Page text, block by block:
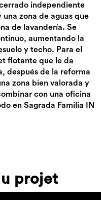
independiente
zona de aguas que
de lavandería. Se
aumentando la
y techo. Para el
flotante que le da
después de la reforma
zona bien valorada y
con una oficina
en Sagrada Familia IN
projet